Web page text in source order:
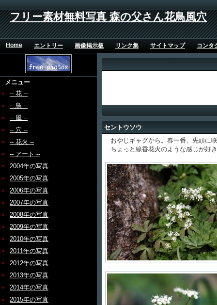
フリー素材無料写真 森の父さん花鳥風穴
Home エントリー 画像掲示板 リンク集 サイトマップ コンタ
メニュー
-- 花 --
-- 鳥 --
-- 風 --
-- 穴 --
-- 花火 --
-- アート --
2004年の写真
2005年の写真
2006年の写真
2007年の写真
2008年の写真
2009年の写真
2010年の写真
2011年の写真
2012年の写真
2013年の写真
2014年の写真
2015年の写真
セントウソウ
おやじギャグから。春一番、先頭に
ちょっと線香花火のような感じが好